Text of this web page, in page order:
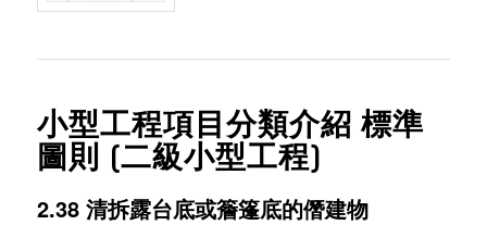
小型工程項目分類介紹 標準
圖則 (二級小型工程)
2.38 清拆露台底或簷篷底的僭建物